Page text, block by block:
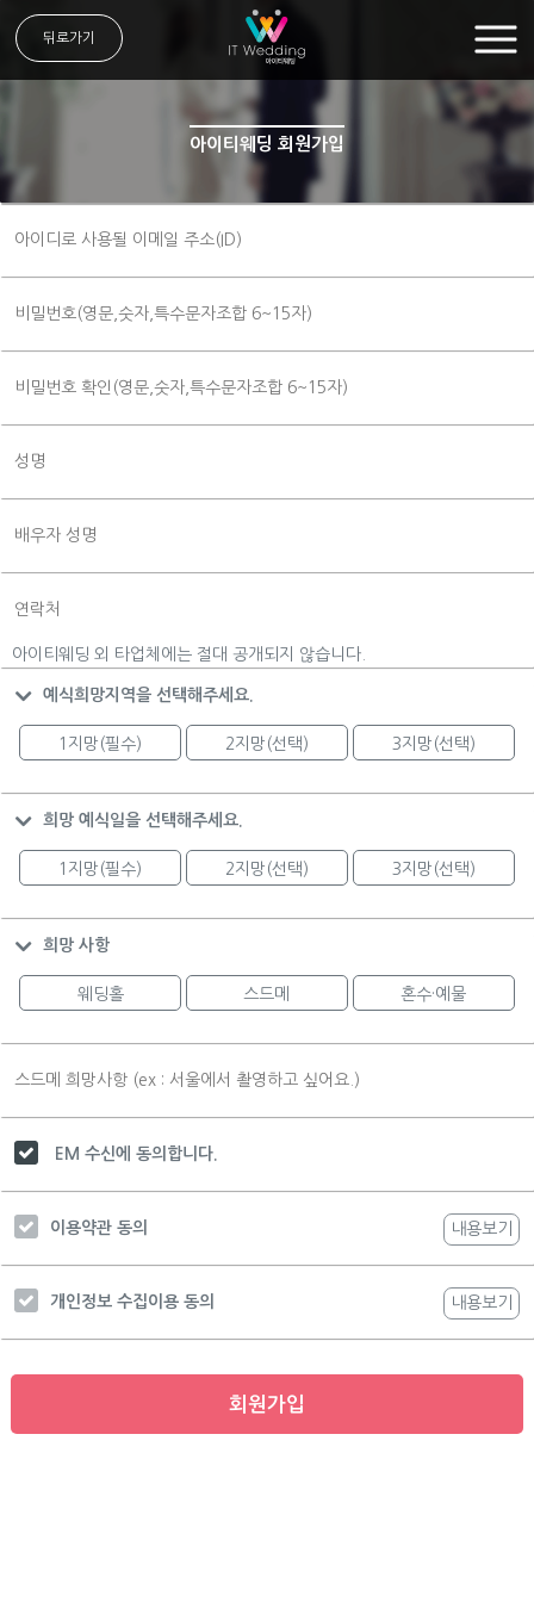
뒤로가기
아이티웨딩 회원가입
아이티웨딩 외 타업체에는 절대 공개되지 않습니다.
예식희망지역을 선택해주세요.
1지망(필수) 2지망(선택) 3지망(선택)
희망 예식일을 선택해주세요.
1지망(필수) 2지망(선택) 3지망(선택)
희망 사항
웨딩홀 스드메 혼수·예물
EM 수신에 동의합니다.
이용약관 동의 내용보기
개인정보 수집이용 동의 내용보기
회원가입